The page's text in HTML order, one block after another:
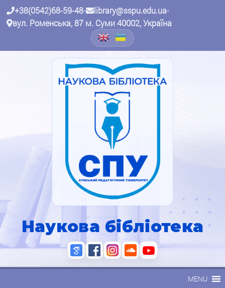
+38(0542)68-59-48• library@sspu.edu.ua•
вул. Роменська, 87 м. Суми 40002, Україна
Наукова бібліотека
MENU